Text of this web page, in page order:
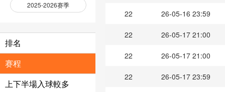
2025-2026赛季
排名
赛程
上下半場入球較多
22 26-05-16 23:59
22 26-05-17 21:00
22 26-05-17 21:00
22 26-05-17 23:59